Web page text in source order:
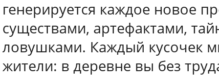
генерируется каждое новое
существами, артефактами,
ловушками. Каждый кусочек
жители: в деревне вы без